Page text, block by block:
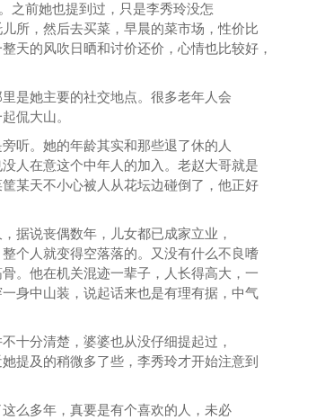
之前她也提到过，只是李秀玲没怎
所，然后去买菜，早晨的菜市场，性价比
天的风吹日晒和讨价还价，心情也比较好，
是她主要的社交地点。很多老年人会
侃大山。
听。她的年龄其实和那些退了休的人
人在意这个中年人的加入。老赵大哥就是
某天不小心被人从花坛边碰倒了，他正好
据说丧偶数年，儿女都已成家立业，
个人就变得空落落的。又没有什么不良嗜
。他在机关混迹一辈子，人长得高大，一
身中山装，说起话来也是有理有据，中气
十分清楚，婆婆也从没仔细提起过，
提及的稍微多了些，李秀玲才开始注意到
么多年，真要是有个喜欢的人，未必